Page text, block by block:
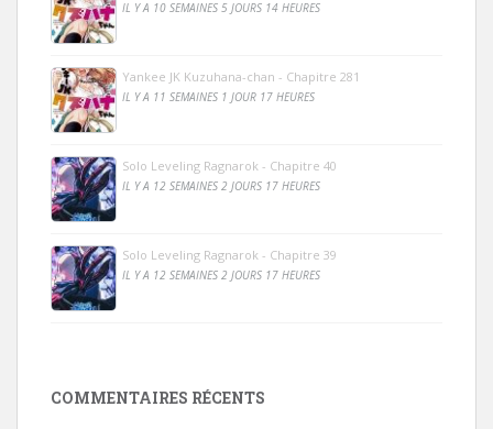
IL Y A 10 SEMAINES 5 JOURS 14 HEURES
Yankee JK Kuzuhana-chan - Chapitre 281
IL Y A 11 SEMAINES 1 JOUR 17 HEURES
Solo Leveling Ragnarok - Chapitre 40
IL Y A 12 SEMAINES 2 JOURS 17 HEURES
Solo Leveling Ragnarok - Chapitre 39
IL Y A 12 SEMAINES 2 JOURS 17 HEURES
COMMENTAIRES RÉCENTS